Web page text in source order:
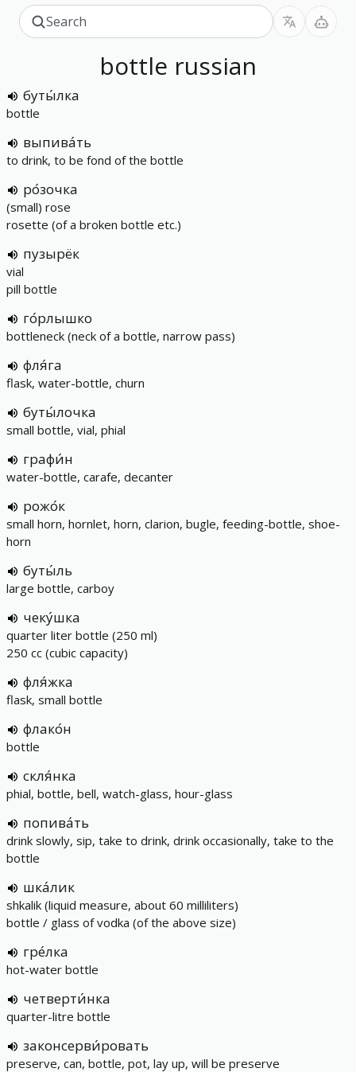
bottle russian
буты́лка
bottle
выпива́ть
to drink, to be fond of the bottle
ро́зочка
(small) rose
rosette (of a broken bottle etc.)
пузырёк
vial
pill bottle
го́рлышко
bottleneck (neck of a bottle, narrow pass)
фля́га
flask, water-bottle, churn
буты́лочка
small bottle, vial, phial
графи́н
water-bottle, carafe, decanter
рожо́к
small horn, hornlet, horn, clarion, bugle, feeding-bottle, shoe-
horn
буты́ль
large bottle, carboy
чеку́шка
quarter liter bottle (250 ml)
250 cc (cubic capacity)
фля́жка
flask, small bottle
флако́н
bottle
скля́нка
phial, bottle, bell, watch-glass, hour-glass
попива́ть
drink slowly, sip, take to drink, drink occasionally, take to the
bottle
шка́лик
shkalik (liquid measure, about 60 milliliters)
bottle / glass of vodka (of the above size)
гре́лка
hot-water bottle
четверти́нка
quarter-litre bottle
законсерви́ровать
preserve, can, bottle, pot, lay up, will be preserve